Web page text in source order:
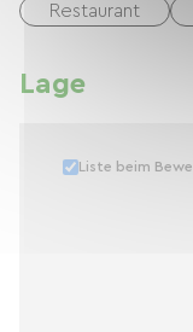
Restaurant
Lage
Liste beim